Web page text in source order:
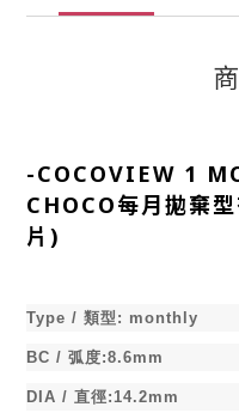
-COCOVIEW 1
CHOCO每月拋棄
片)
Type / 類型 : monthly
BC / 弧度:8.6mm
DIA / 直徑:14.2mm